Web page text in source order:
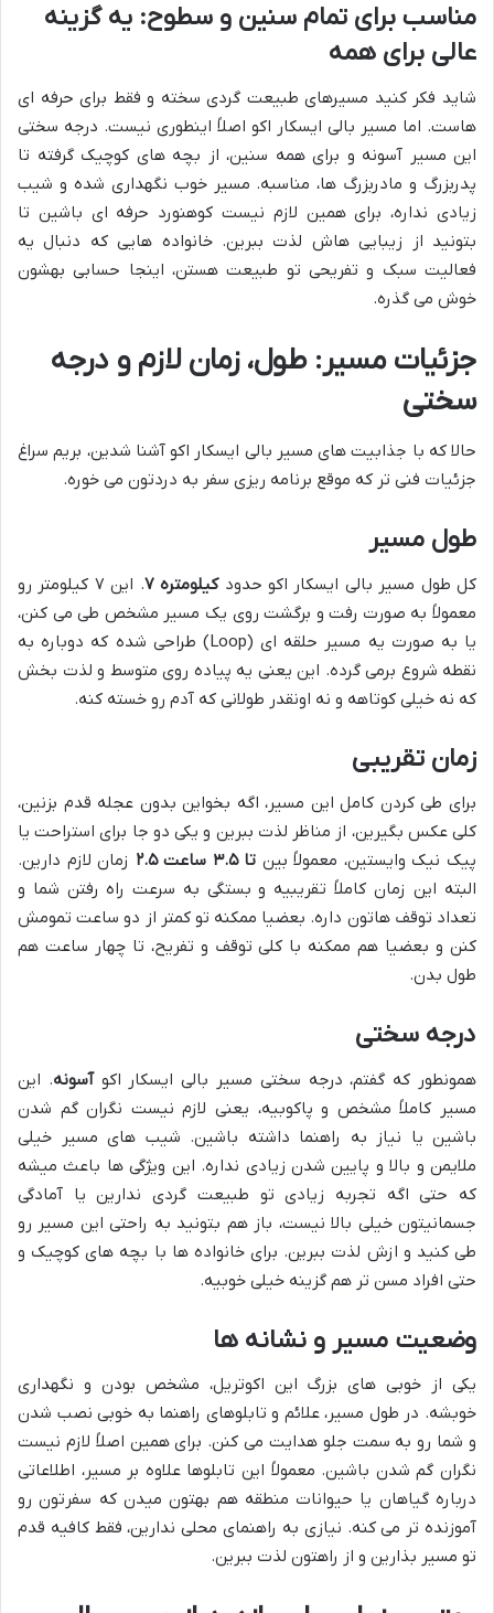
مناسب برای تمام سنین و سطوح: یه گزینه
عالی برای همه
شاید فکر کنید مسیرهای طبیعت گردی سخته و فقط برای حرفه ای
هاست. اما مسیر بالی ایسکار اکو اصلاً اینطوری نیست. درجه سختی
این مسیر آسونه و برای همه سنین، از بچه های کوچیک گرفته تا
پدربزرگ و مادربزرگ ها، مناسبه. مسیر خوب نگهداری شده و شیب
زیادی نداره، برای همین لازم نیست کوهنورد حرفه ای باشین تا
بتونید از زیبایی هاش لذت ببرین. خانواده هایی که دنبال یه
فعالیت سبک و تفریحی تو طبیعت هستن، اینجا حسابی بهشون
خوش می گذره.
جزئیات مسیر: طول، زمان لازم و درجه
سختی
حالا که با جذابیت های مسیر بالی ایسکار اکو آشنا شدین، بریم سراغ
جزئیات فنی تر که موقع برنامه ریزی سفر به دردتون می خوره.
طول مسیر
کل طول مسیر بالی ایسکار اکو حدود۷ کیلومتره
. این ۷ کیلومتر رو
معمولاً به صورت رفت و برگشت روی یک مسیر مشخص طی می کنن،
یا به صورت یه مسیر حلقه ای (Loop) طراحی شده که دوباره به
نقطه شروع برمی گرده. این یعنی یه پیاده روی متوسط و لذت بخش
که نه خیلی کوتاهه و نه اونقدر طولانی که آدم رو خسته کنه.
زمان تقریبی
برای طی کردن کامل این مسیر، اگه بخواین بدون عجله قدم بزنین،
کلی عکس بگیرین، از مناظر لذت ببرین و یکی دو جا برای استراحت یا
پیک نیک وایستین، معمولاً بین ۲.۵ تا ۳.۵ ساعت
زمان لازم دارین.
البته این زمان کاملاً تقریبیه و بستگی به سرعت راه رفتن شما و
تعداد توقف هاتون داره. بعضیا ممکنه تو کمتر از دو ساعت تمومش
کنن و بعضیا هم ممکنه با کلی توقف و تفریح، تا چهار ساعت هم
طول بدن.
درجه سختی
همونطور که گفتم، درجه سختی مسیر بالی ایسکار اکوآسونه. این
مسیر کاملاً مشخص و پاکوبیه، یعنی لازم نیست نگران گم شدن
باشین یا نیاز به راهنما داشته باشین. شیب های مسیر خیلی
ملایمن و بالا و پایین شدن زیادی نداره. این ویژگی ها باعث میشه
که حتی اگه تجربه زیادی تو طبیعت گردی ندارین یا آمادگی
جسمانیتون خیلی بالا نیست، باز هم بتونید به راحتی این مسیر رو
طی کنید و ازش لذت ببرین. برای خانواده ها با بچه های کوچیک و
حتی افراد مسن تر هم گزینه خیلی خوبیه.
وضعیت مسیر و نشانه ها
یکی از خوبی های بزرگ این اکوتریل، مشخص بودن و نگهداری
خوبشه. در طول مسیر، علائم و تابلوهای راهنما به خوبی نصب شدن
و شما رو به سمت جلو هدایت می کنن. برای همین اصلاً لازم نیست
نگران گم شدن باشین. معمولاً این تابلوها علاوه بر مسیر، اطلاعاتی
درباره گیاهان یا حیوانات منطقه هم بهتون میدن که سفرتون رو
آموزنده تر می کنه. نیازی به راهنمای محلی ندارین، فقط کافیه قدم
تو مسیر بذارین و از راهتون لذت ببرین.